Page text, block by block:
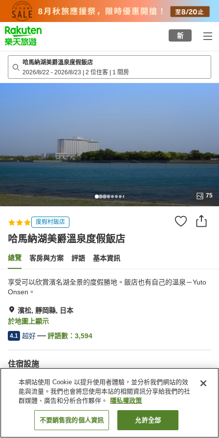
top
page
新
哈馬納湖美爵溫泉度假飯店
2026/8/22 - 2026/8/23 | 2 位住客 | 1 間房
75
度假村飯店
哈馬納湖美爵溫泉度假飯店
總覽 客房與方案 評語 基本資訊
享受可以欣賞濱名湖全景的度假勝地。飯店也有自己的溫泉－Yuto
Onsen。
濱松, 靜岡縣, 日本
於地圖上顯示
4.1 超好 評語數： 3,594
住宿設施
停車場
三溫暖
Spa／美容沙龍
游泳池
找客房
本網站使用 Cookie 以提升使用者體驗，並分析我們網站的效
能與流量。我們也會將您使用本站的相關資訊分享給我們的社
群媒體、廣告和分析合作夥伴。
隱私權政策
不要銷售我的個人資訊 允許全部